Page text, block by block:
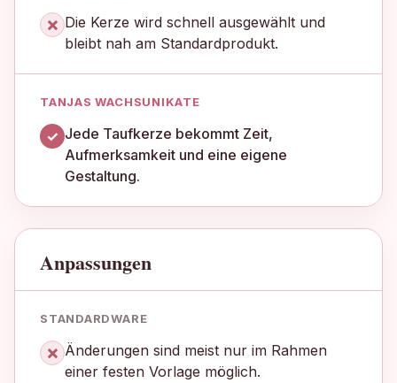
× Die Kerze wird schnell ausgewählt und
bleibt nah am Standardprodukt.
✓ Jede Taufkerze bekommt Zeit,
Aufmerksamkeit und eine eigene
Gestaltung.
Anpassungen
× Änderungen sind meist nur im Rahmen
einer festen Vorlage möglich.